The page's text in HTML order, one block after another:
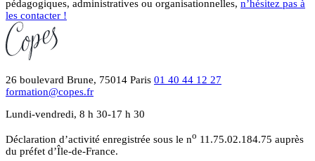
pédagogiques, administratives ou organisationnelles, n’hésitez pas à
les contacter !
26 boulevard Brune, 75014 Paris 01 40 44 12 27
formation@copes.fr
Lundi-vendredi, 8 h 30-17 h 30
Déclaration d’activité enregistrée sous le no 11.75.02.184.75 auprès
du préfet d’Île-de-France.